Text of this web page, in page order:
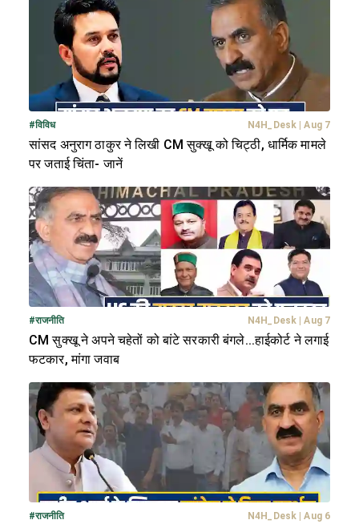
#विविध N4H_Desk Aug 7
सांसद अनुराग ठाकुर ने लिखी CM सुक्खू को चिट्ठी, धार्मिक मामले
पर जताई चिंता- जानें
#राजनीति N4H_Desk Aug 7
CM सुक्खू ने अपने चहेतों को बांटे सरकारी बंगले...हाईकोर्ट ने लगाई
फटकार, मांगा जवाब
#राजनीति N4H_Desk Aug 6